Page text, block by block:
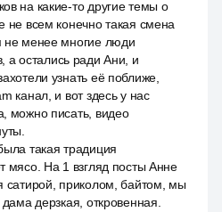
на какие-то другие темы о
всем конечно такая смена
не менее многие люди
а остались ради Ани, и
узнать её поближе,
канал, и вот здесь у нас
можно писать, видео
такая традиция
мясо. На 1 взгляд посты Анне
сатирой, приколом, байтом, мы
дерзкая, откровенная.